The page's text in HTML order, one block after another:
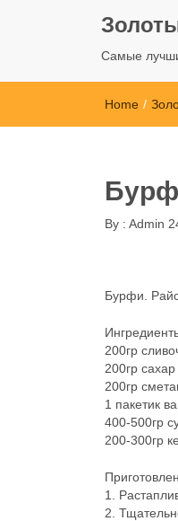
Самые
Home /
By : Admin
Бурфи.
200гр
200гр сахар
200гр
1 пакетик
400-500гр
200-300гр
1.
2.